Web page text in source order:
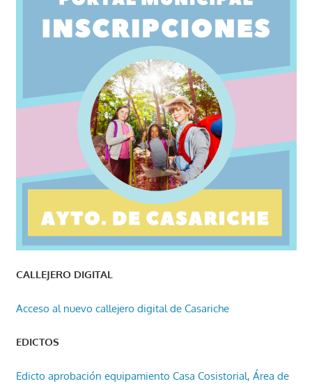
CALLEJERO DIGITAL
Acceso al nuevo callejero digital de Casariche
EDICTOS
Edicto aprobación equipamiento Casa Cosistorial, Área de